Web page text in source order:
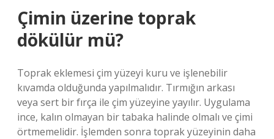
Çimin üzerine toprak
dökülür mü?
Toprak eklemesi çim yüzeyi kuru ve işlenebilir
kıvamda olduğunda yapılmalıdır. Tırmığın arkası
veya sert bir fırça ile çim yüzeyine yayılır. Uygulama
ince, kalın olmayan bir tabaka halinde olmalı ve çimi
örtmemelidir. İşlemden sonra toprak yüzeyinin daha